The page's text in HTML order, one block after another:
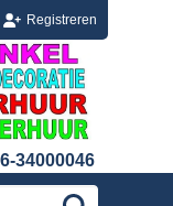
Registreren
34000046